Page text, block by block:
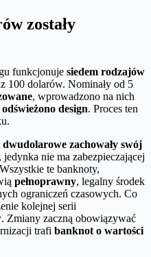
zostały
funkcjonuje siedem rodzajów
100 dolarów. Nominały od 5
, wprowadzono na nich
odświeżono design. Proces ten
zachowały swój
jedynka nie ma zabezpieczającej
te banknoty,
pełnoprawny, legalny środek
ograniczeń czasowych. Co
kolejnej serii
. Zmiany zaczną obowiązywać
trafi banknot o wartości